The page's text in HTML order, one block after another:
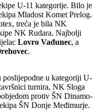
U-11 kategorije. Bilo je
Mladost Komet Prelog.
treća je bila NK
NK Rudara. Najbolji
Lovro Vađunec, a
.
poslijepodne u kategoriji U-
turnira, NK Sloga
protiv ŠN Dinamo-
ŠN Donje Međimurje.